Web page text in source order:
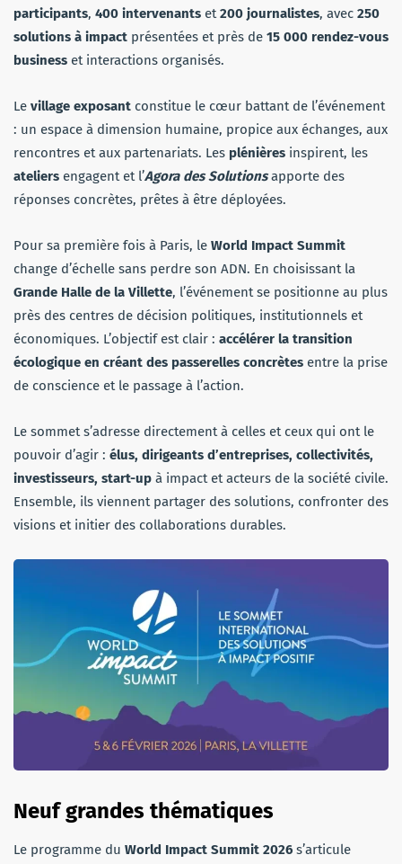
participants, 400 intervenants et200 journalistes, avec 250
solutions à impact présentées et près de 15 000 rendez-vous
business et interactions organisés.
Le village exposant constitue le cœur battant de l’événement
: un espace à dimension humaine, propice aux échanges, aux
rencontres et aux partenariats. Les plénières inspirent, les
ateliers engagent et l’Agora des Solutionsapporte des
réponses concrètes, prêtes à être déployées.
Pour sa première fois à Paris, le World Impact Summit
change d’échelle sans perdre son ADN. En choisissant la
Grande Halle de la Villette, l’événement se positionne au plus
près des centres de décision politiques, institutionnels et
économiques. L’objectif est clair : accélérer la transition
écologique en créant des passerelles concrètes entre la prise
de conscience et le passage à l’action.
Le sommet s’adresse directement à celles et ceux qui ont le
pouvoir d’agir : élus, dirigeants d’entreprises, collectivités,
investisseurs, start-up à impact et acteurs de la société civile.
Ensemble, ils viennent partager des solutions, confronter des
visions et initier des collaborations durables.
Neuf grandes thématiques
Le programme du World Impact Summit 2026 s’articule